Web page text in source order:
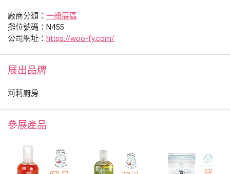
廠商分類： 一般展區
攤位號碼：N455
公司網址： https://woo-fy.com/
展出品牌
莉莉廚房
參展產品